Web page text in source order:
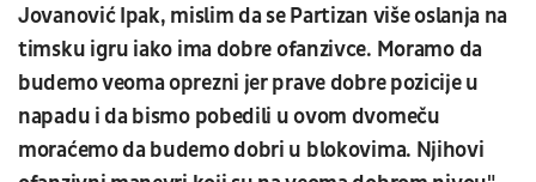
Jovanović Ipak, mislim da se Partizan više oslanja na
timsku igru iako ima dobre ofanzivce. Moramo da
budemo veoma oprezni jer prave dobre pozicije u
napadu i da bismo pobedili u ovom dvomeču
moraćemo da budemo dobri u blokovima. Njihovi